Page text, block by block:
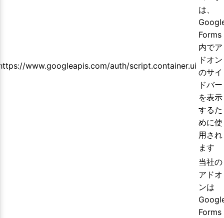
www.googleapis.com/auth/script.container.ui
は、
Forms
内でア
ドオン
のサイ
ドバー
を表示
するた
めに使
用され
ます
当社の
アドオ
ンは
Forms